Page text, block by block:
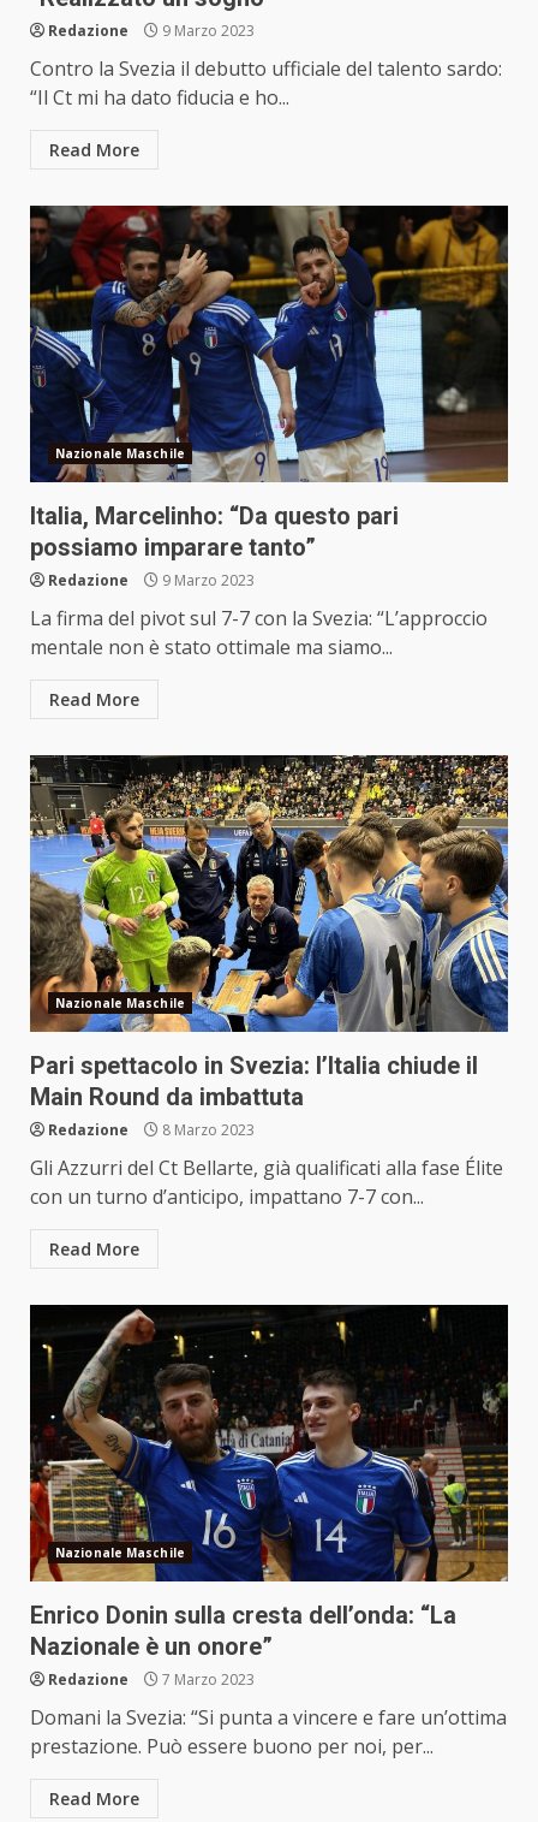
Redazione 9 Marzo 2023
Contro la Svezia il debutto ufficiale del talento sardo:
“Il Ct mi ha dato fiducia e ho...
Read More
Nazionale Maschile
Italia, Marcelinho: “Da questo pari
possiamo imparare tanto”
Redazione 9 Marzo 2023
La firma del pivot sul 7-7 con la Svezia: “L’approccio
mentale non è stato ottimale ma siamo...
Read More
Nazionale Maschile
Pari spettacolo in Svezia: l’Italia chiude il
Main Round da imbattuta
Redazione 8 Marzo 2023
Gli Azzurri del Ct Bellarte, già qualificati alla fase Élite
con un turno d’anticipo, impattano 7-7 con...
Read More
Nazionale Maschile
Enrico Donin sulla cresta dell’onda: “La
Nazionale è un onore”
Redazione 7 Marzo 2023
Domani la Svezia: “Si punta a vincere e fare un’ottima
prestazione. Può essere buono per noi, per...
Read More